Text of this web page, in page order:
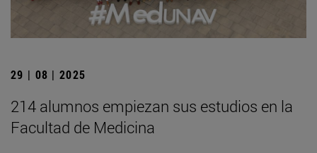
29 | 08 | 2025
214 alumnos empiezan sus estudios en la
Facultad de Medicina